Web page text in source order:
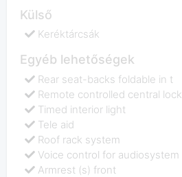
Külső
Keréktárcsák
Egyéb lehetőségek
Rear seat-backs foldable in t
Remote controlled central lock
Timed interior light
Tele aid
Roof rack system
Voice control for audiosystem
Armrest (s) front